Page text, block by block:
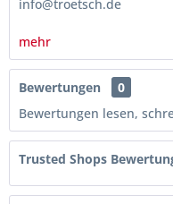
info@troetsch.de
mehr
Bewertungen
0
Bewertungen lesen,
Trusted Shops